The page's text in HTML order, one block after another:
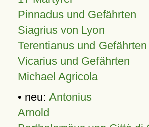
Pinnadus und Gefährten
Siagrius von Lyon
Terentianus und Gefährten
Vicarius und Gefährten
Michael Agricola
• neu: Antonius
Arnold